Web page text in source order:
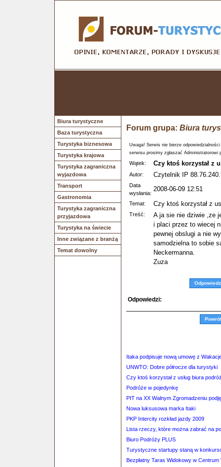
Biura turystyczne
Baza turystyczna
Turystyka biznesowa
Turystyka krajowa
Turystyka zagraniczna
wyjazdowa
Transport
Gastronomia
Turystyka zagraniczna
przyjazdowa
Turystyka na świecie
Inne związane z branżą
Temat dowolny
Forum grupa: Biura
Uwaga! Serwis nie bierze
serwisu prosimy zgłaszać Administratorowi
Wątek: Czy ktoś korzystał z
Autor: Czytelnik IP
Data
wysłania:
2008-06-09 12:51
Temat: Czy ktoś korzystał z
Treść:
A ja sie nie dziwie ,ze
i placi przez to wiecej
pewnej obslugi a nie
samodzielna to sobie
Neckermanna.
Zuza
Odpowiedz
Odpowiedzi:
Itaka podpisuje nową umowę z
UNWTO: Dobre półrocze dla turystyki
Czy ktoś korzystał z usług biura
Podróże w pojedynkę
PIT na XX Walnym Zgromadzeniu
Nowa luksusowa marka Itaki
PKP Intercity rozkład jazdy 2009
Lista rzeczy, które można zabrać na
Biuro Podróży PLUS
Turystyczne startupy staną w
Bezpłatny Taras Widokowy w